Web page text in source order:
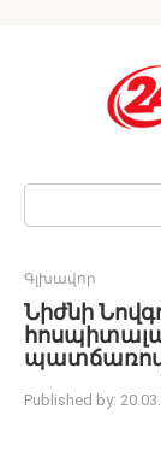
Search:
Գլխավոր
Նիժնի
Published by: